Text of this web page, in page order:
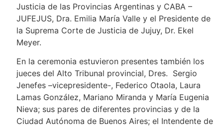
Justicia de las Provincias Argentinas y CABA –
JUFEJUS, Dra. Emilia María Valle y el Presidente de
la Suprema Corte de Justicia de Jujuy, Dr. Ekel
Meyer.
En la ceremonia estuvieron presentes también los
jueces del Alto Tribunal provincial, Dres. Sergio
Jenefes –vicepresidente-, Federico Otaola, Laura
Lamas González, Mariano Miranda y María Eugenia
Nieva; sus pares de diferentes provincias y de la
Ciudad Autónoma de Buenos Aires; el Intendente de